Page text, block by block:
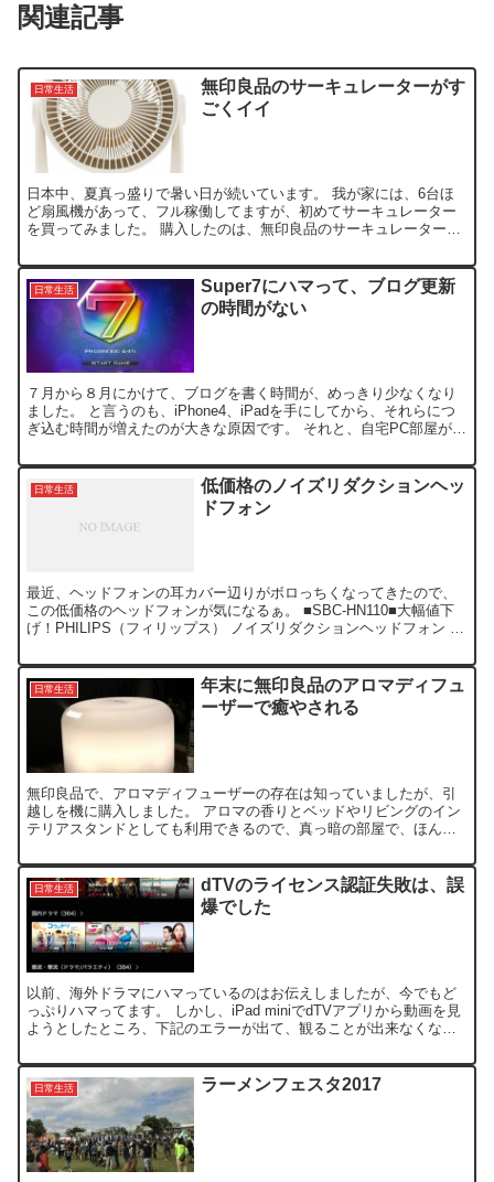
関連記事
日常生活
無印良品のサーキュレーターがす
ごくイイ
日本中、夏真っ盛りで暑い日が続いています。 我が家には、6台ほ
ど扇風機があって、フル稼働してますが、初めてサーキュレーター
を買ってみました。 購入したのは、無印良品のサーキュレーター
日常生活
Super7にハマって、ブログ更新
の時間がない
７月から８月にかけて、ブログを書く時間が、めっきり少なくなり
ました。 と言うのも、iPhone4、iPadを手にしてから、それらにつ
ぎ込む時間が増えたのが大きな原因です。 それと、自宅PC部屋が暑
日常生活
低価格のノイズリダクションヘッ
ドフォン
最近、ヘッドフォンの耳カバー辺りがボロっちくなってきたので、
この低価格のヘッドフォンが気になるぁ。 ■SBC-HN110■大幅値下
げ！PHILIPS（フィリップス） ノイズリダクションヘッドフォン 販
日常生活
年末に無印良品のアロマディフュ
ーザーで癒やされる
無印良品で、アロマディフューザーの存在は知っていましたが、引
越しを機に購入しました。 アロマの香りとベッドやリビングのイン
テリアスタンドとしても利用できるので、真っ暗の部屋で、ほんわ
日常生活
dTVのライセンス認証失敗は、誤
爆でした
以前、海外ドラマにハマっているのはお伝えしましたが、今でもど
っぷりハマってます。 しかし、iPad miniでdTVアプリから動画を見
ようとしたところ、下記のエラーが出て、観ることが出来なくなっ
日常生活 ラーメンフェスタ2017